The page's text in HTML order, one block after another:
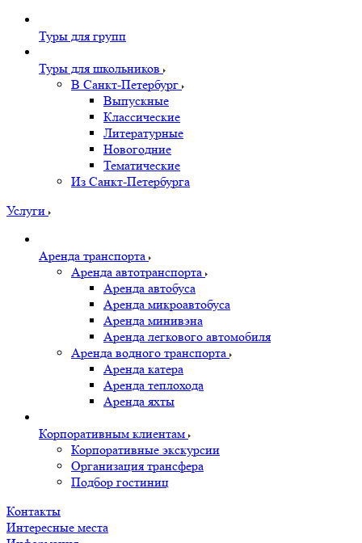
Туры для групп
Туры для школьников
В Санкт-Петербург
Выпускные
Классические
Литературные
Новогодние
Тематические
Из Санкт-Петербурга
Услуги
Аренда транспорта
Аренда автотранспорта
Аренда автобуса
Аренда микроавтобуса
Аренда минивэна
Аренда легкового автомобиля
Аренда водного транспорта
Аренда катера
Аренда теплохода
Аренда яхты
Корпоративным клиентам
Корпоративные экскурсии
Организация трансфера
Подбор гостиниц
Контакты
Интересные места